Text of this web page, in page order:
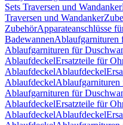
Sets Traversen und Wandanker
Traversen und Wandanker
ZubehörApparateanschlüsse
BadewannenAblaufgarnituren
Ablaufgarnituren für
AblaufdeckelErsatzteile für
AblaufdeckelAblaufdeckel
AblaufdeckelAblaufgarnituren
Ablaufgarnituren für
AblaufdeckelErsatzteile für
AblaufdeckelAblaufdeckel